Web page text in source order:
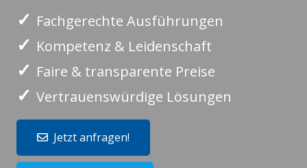
✓ Fachgerechte Ausführungen
✓ Kompetenz & Leidenschaft
✓ Faire & transparente Preise
✓ Vertrauenswürdige Lösungen
Jetzt anfragen!